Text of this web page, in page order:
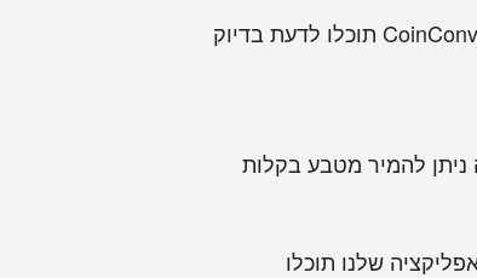
צריכים להמיר דולר לשקל? פאונד לשקל? אירו/יורו לשקל? באמצעות כלי המרת המטבעות של אתר CoinConverter תוכלו לדעת בדיוק
להמיר מטבע בקלות
שלנו תוכלו